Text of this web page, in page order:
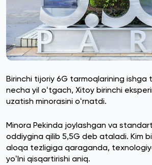
Birinchi tijoriy 6G tarmoqlarining ishga
necha yil oʻtgach, Xitoy birinchi
uzatish minorasini oʻrnatdi.
Minora Pekinda joylashgan va
oddiygina qilib 5,5G deb ataladi. Kim
aloqa tezligiga qaraganda,
yoʻlni qisqartirishi aniq.